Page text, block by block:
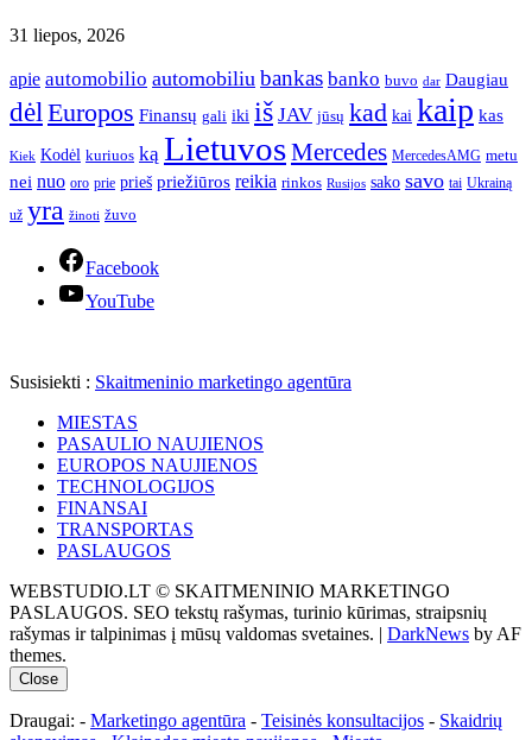
31 liepos, 2026
apie automobilio automobiliu bankas banko buvo dar Daugiau
dėl Europos Finansų gali iki iš JAV jūsų kad kai kaip kas
Kiek Kodėl kuriuos ką LietuvosMercedes MercedesAMG metu
nei nuo oro prie prieš priežiūros reikia rinkos Rusijos sako savo tai Ukrainą
už yra žinoti žuvo
Facebook
YouTube
Susisiekti : Skaitmeninio marketingo agentūra
MIESTAS
PASAULIO NAUJIENOS
EUROPOS NAUJIENOS
TECHNOLOGIJOS
FINANSAI
TRANSPORTAS
PASLAUGOS
WEBSTUDIO.LT © SKAITMENINIO MARKETINGO
PASLAUGOS. SEO tekstų rašymas, turinio kūrimas, straipsnių
rašymas ir talpinimas į mūsų valdomas svetaines. | DarkNews by AF
themes.
Close
Draugai: - Marketingo agentūra - Teisinės konsultacijos - Skaidrių